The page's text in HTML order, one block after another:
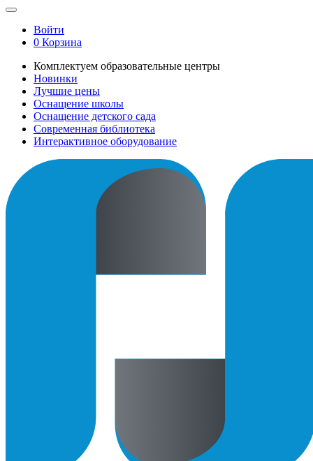
Войти
0 Корзина
Комплектуем образовательные центры
Новинки
Лучшие цены
Оснащение школы
Оснащение детского сада
Современная библиотека
Интерактивное оборудование